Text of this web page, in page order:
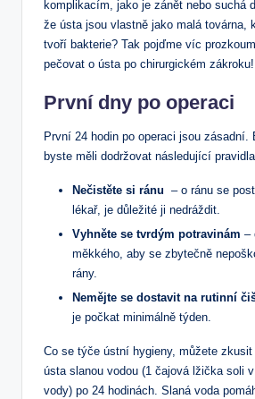
komplikacím, jako je zánět nebo suchá
že ústa jsou vlastně ‌jako malá továrna,
tvoří bakterie? Tak pojďme víc
⁣pečovat o ústa po chirurgickém zákroku!
První dny po operaci
První 24 hodin‌ po operaci jsou zásadní.
byste měli dodržovat následující
Nečistěte si ránu
– o ránu se
lékař, je důležité ji nedráždit.
Vyhněte se tvrdým potravinám –
měkkého,‌ aby se zbytečně
⁤rány.
Nemějte se dostavit na rutinní
je počkat minimálně týden.
Co⁤ se týče ústní hygieny,⁣ můžete
ústa slanou vodou (1 čajová lžička soli
vody) ‌po ⁤24 hodinách.‌ Slaná voda⁢